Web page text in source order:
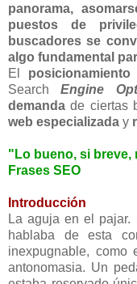
panorama,
puestos de
buscadores se
algo fundamental
El
SearchEngine
demanda de ciertas
web especializada y
"Lo bueno, si breve,
Frases SEO
Introducción
La aguja en el
hablaba de esta
inexpugnable, como
antonomasia. Un